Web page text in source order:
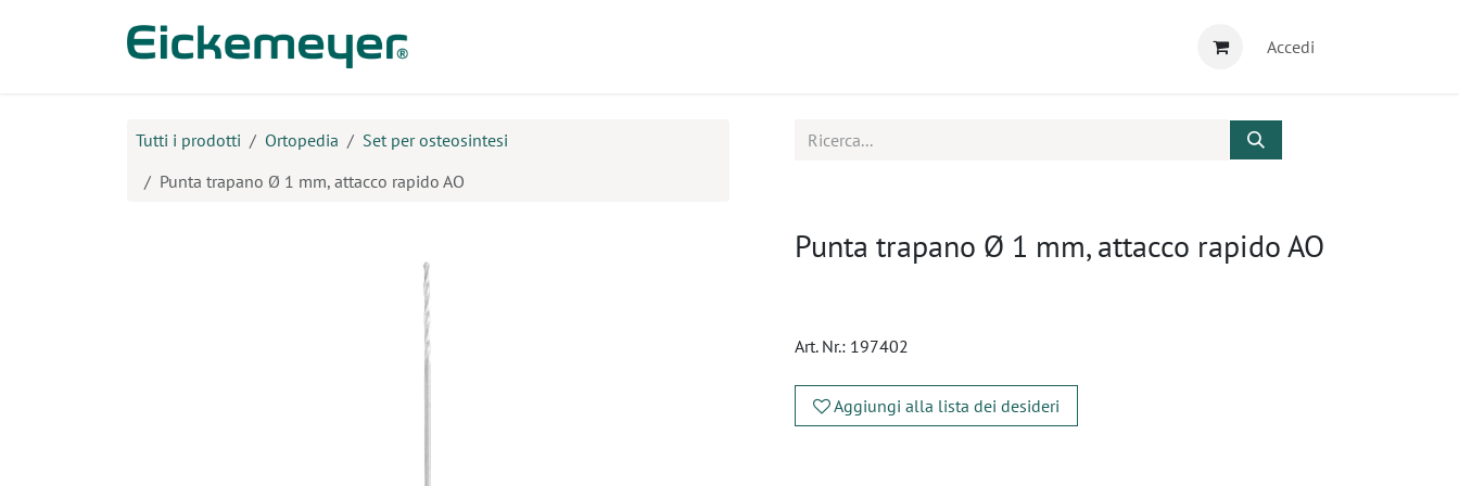
Accedi
Tutti i prodotti Ortopedia
Set per osteosintesi
Punta trapano Ø 1 mm, attacco rapido AO
Punta trapano Ø 1 mm, attacco rapido AO
Art. Nr.: 197402
Aggiungi alla lista dei desideri